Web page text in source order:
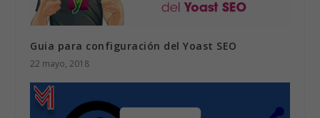
Guia para configuración del Yoast SEO
22 mayo, 2018